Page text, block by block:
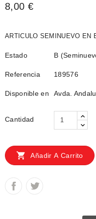
8,00 €
ARTICULO SEMINUEVO EN
Estado B
Referencia 189576
Disponible en Avda.
Cantidad
 Añadir A Carrito